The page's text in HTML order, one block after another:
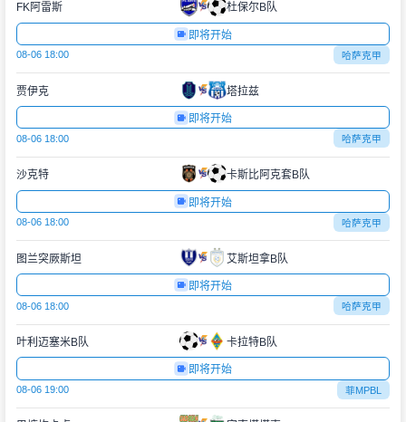
FK阿雷斯 杜保尔B队
即将开始
08-06 18:00 哈萨克甲
贾伊克 塔拉兹
即将开始
08-06 18:00 哈萨克甲
沙克特 卡斯比阿克套B队
即将开始
08-06 18:00 哈萨克甲
图兰突厥斯坦 艾斯坦拿B队
即将开始
08-06 18:00 哈萨克甲
叶利迈塞米B队 卡拉特B队
即将开始
08-06 19:00 菲MPBL